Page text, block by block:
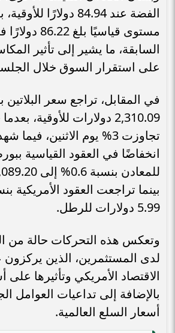
الفضة عند 84.94
مستوى قياسيًا
السابقة، ما يشير إلى تأثير
على استقرار السوق خلال
2,310.09 دولارات
تجاوزت 3% يوم الاثنين،
انخفاضًا في العقود القياسية
5.99 دولارات للرطل.
وتعكس هذه التحركات حالة من
لدى المستثمرين، الذين
الاقتصاد الأمريكي وتأثيرها على
بالإضافة إلى تداعيات العوامل
أسعار السلع العالمية.